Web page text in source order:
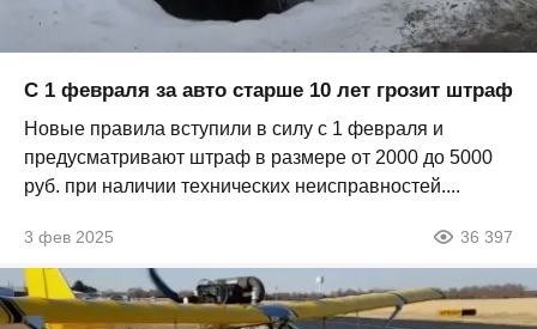
С 1 февраля за авто старше 10 лет грозит штраф
Новые правила вступили в силу с 1 февраля и
предусматривают штраф в размере от 2000 до 5000
руб. при наличии технических неисправностей....
3 фев 2025 36 397